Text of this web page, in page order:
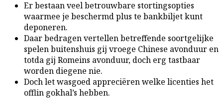
Er bestaan veel betrouwbare stortingsopties
waarmee je beschermd plus te bankbiljet kunt
deponeren.
Daar bedragen vertellen betreffende soortgelijke
spelen buitenshuis gij vroege Chinese avonduur en
totda gij Romeins avonduur, doch erg tastbaar
worden diegene nie.
Doch let wasgoed appreciëren welke licenties het
offlin gokhal’s hebben.